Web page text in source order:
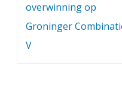
o
v
overwinning op
Groninger
V